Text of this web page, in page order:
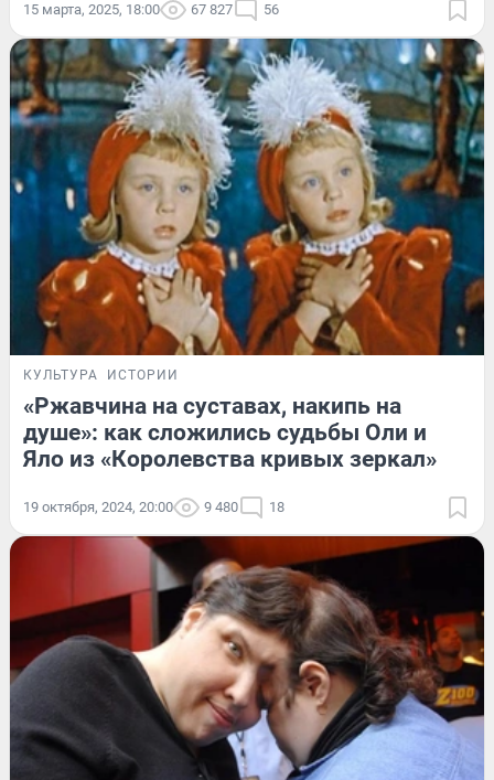
15 марта, 2025, 18:00 67 827 56
КУЛЬТУРА ИСТОРИИ
«Ржавчина на суставах, накипь на
душе»: как сложились судьбы Оли и
Яло из «Королевства кривых зеркал»
19 октября, 2024, 20:00 9 480 18